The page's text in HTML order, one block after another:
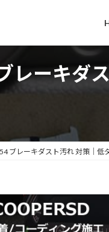
レーキダ
ブレーキダスト汚れ 対策｜低